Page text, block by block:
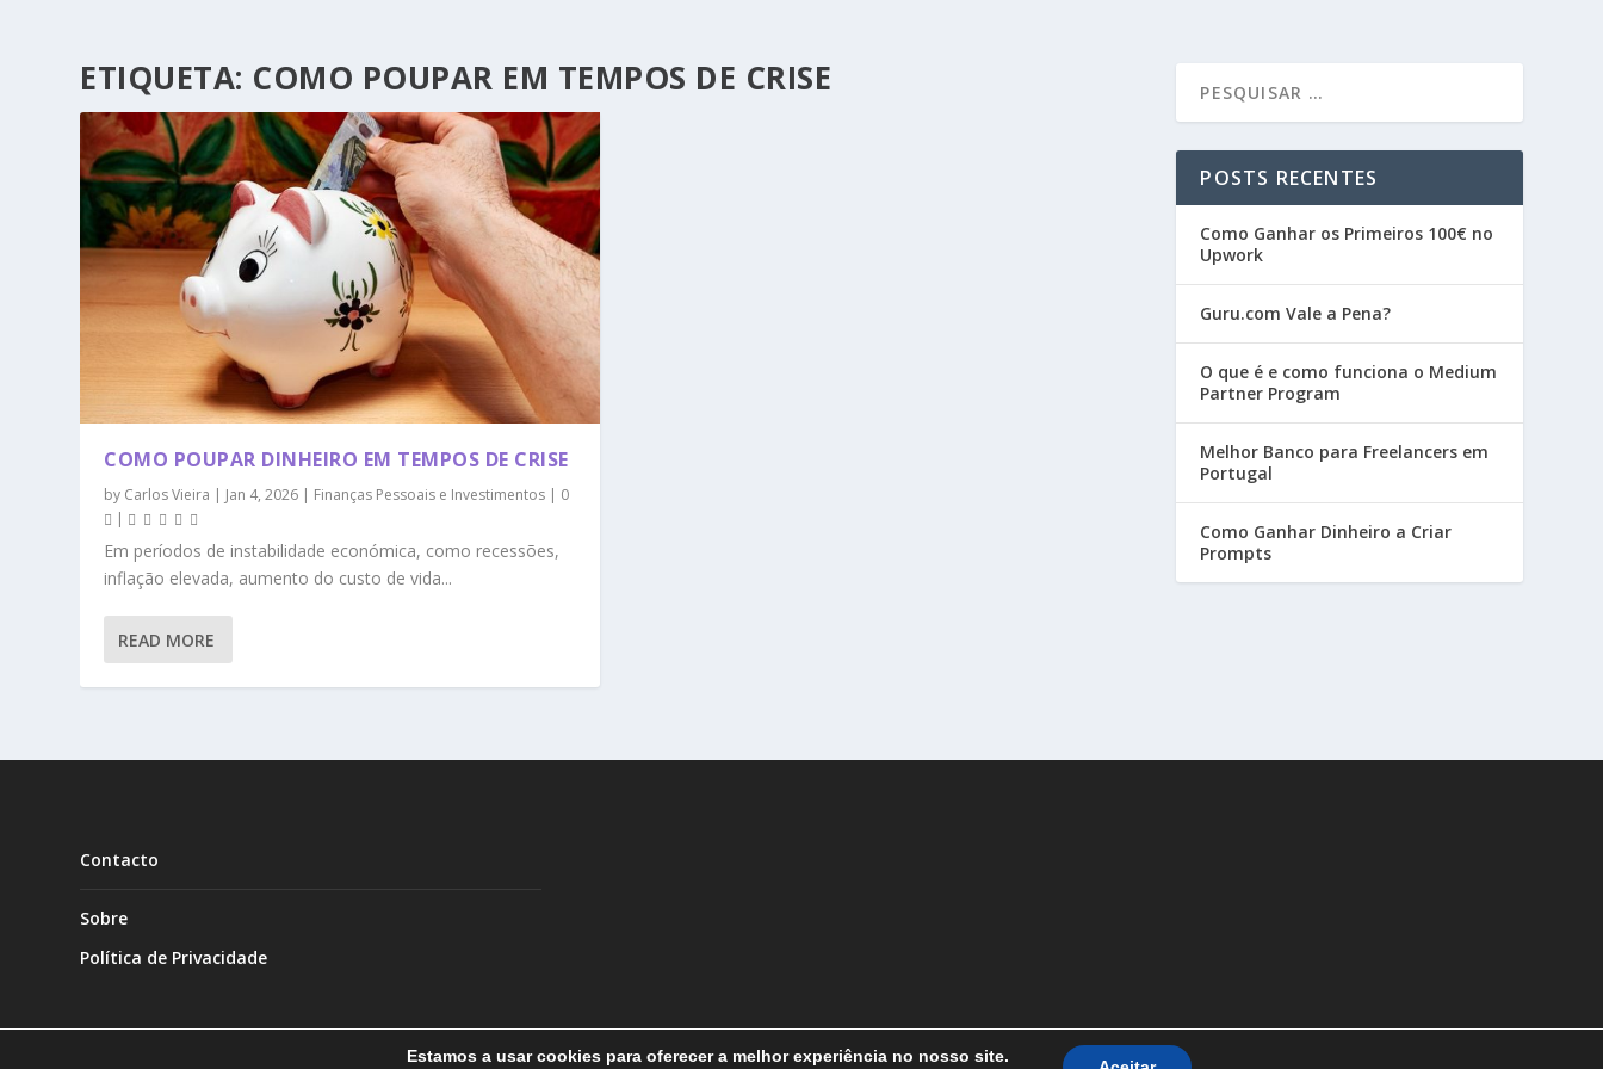
ETIQUETA: COMO POUPAR EM TEMPOS DE CRISE
COMO POUPAR DINHEIRO EM TEMPOS DE CRISE
by Carlos Vieira | Jan 4, 2026 | Finanças Pessoais e Investimentos | 0
|
Em períodos de instabilidade económica, como recessões,
inflação elevada, aumento do custo de vida...
READ MORE
POSTS RECENTES
Como Ganhar os Primeiros 100€ no
Upwork
Guru.com Vale a Pena?
O que é e como funciona o Medium
Partner Program
Melhor Banco para Freelancers em
Portugal
Como Ganhar Dinheiro a Criar
Prompts
Contacto
Sobre
Política de Privacidade
Estamos a usar cookies para oferecer a melhor experiência no nosso site.